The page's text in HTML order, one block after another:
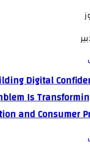
Digital
Is
and Consumer